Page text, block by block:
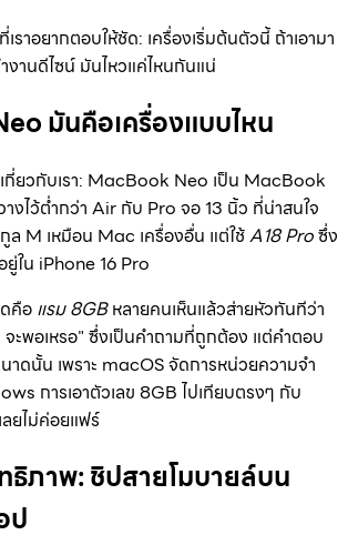
เราอยากตอบให้ชัด: เครื่องเริ่มต้นตัวนี้ ถ้าเอามา
งานดีไซน์ มันไหวแค่ไหนกันแน่
มันคือเครื่องแบบไหน
เกี่ยวกับเรา: MacBook Neo เป็น MacBook
งไว้ต่ำกว่า Air กับ Pro จอ 13 นิ้ว ที่น่าสนใจ
ล M เหมือน Mac เครื่องอื่น แต่ใช้A18 Proซึ่ง
ใน iPhone 16 Pro
คือ แรม 8GBหลายคนเห็นแล้วส่ายหัวทันทีว่า
ะพอเหรอ" ซึ่งเป็นคำถามที่ถูกต้อง แต่คำตอบ
าดนั้น เพราะ macOS จัดการหน่วยความจำ
การเอาตัวเลข 8GB ไปเทียบตรงๆ กับ
ยไม่ค่อยแฟร์
ธิภาพ: ชิปสายโมบายล์บน
ป